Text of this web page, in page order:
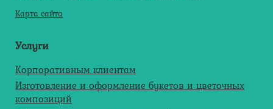
Карта сайта
Услуги
Корпоративным клиентам
Изготовление и оформление букетов и цветочных
композиций